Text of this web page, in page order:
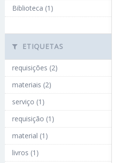
Biblioteca (1)
ETIQUETAS
requisições (2)
materiais (2)
serviço (1)
requisição (1)
material (1)
livros (1)